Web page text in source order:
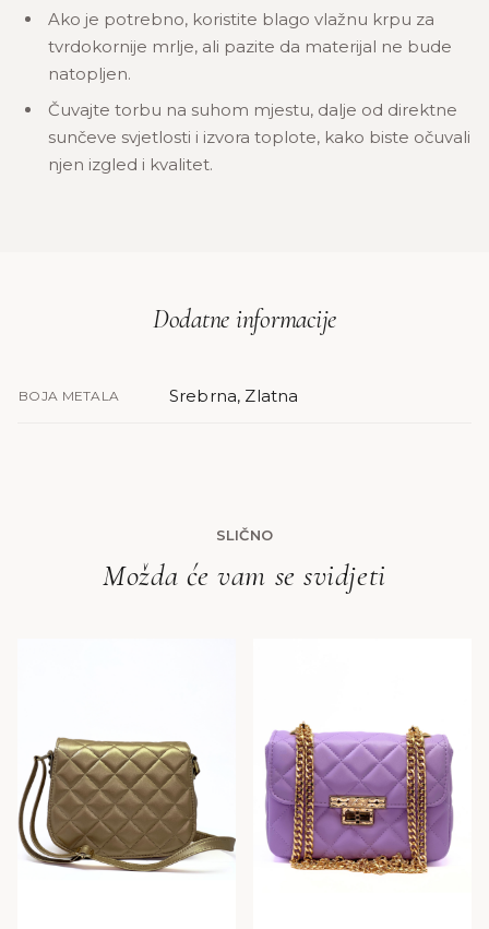
Ako je potrebno, koristite blago vlažnu krpu za
tvrdokornije mrlje, ali pazite da materijal ne bude
natopljen.
Čuvajte torbu na suhom mjestu, dalje od direktne
sunčeve svjetlosti i izvora toplote, kako biste očuvali
njen izgled i kvalitet.
Dodatne informacije
BOJA METALA Srebrna, Zlatna
SLIČNO
Možda će vam se svidjeti